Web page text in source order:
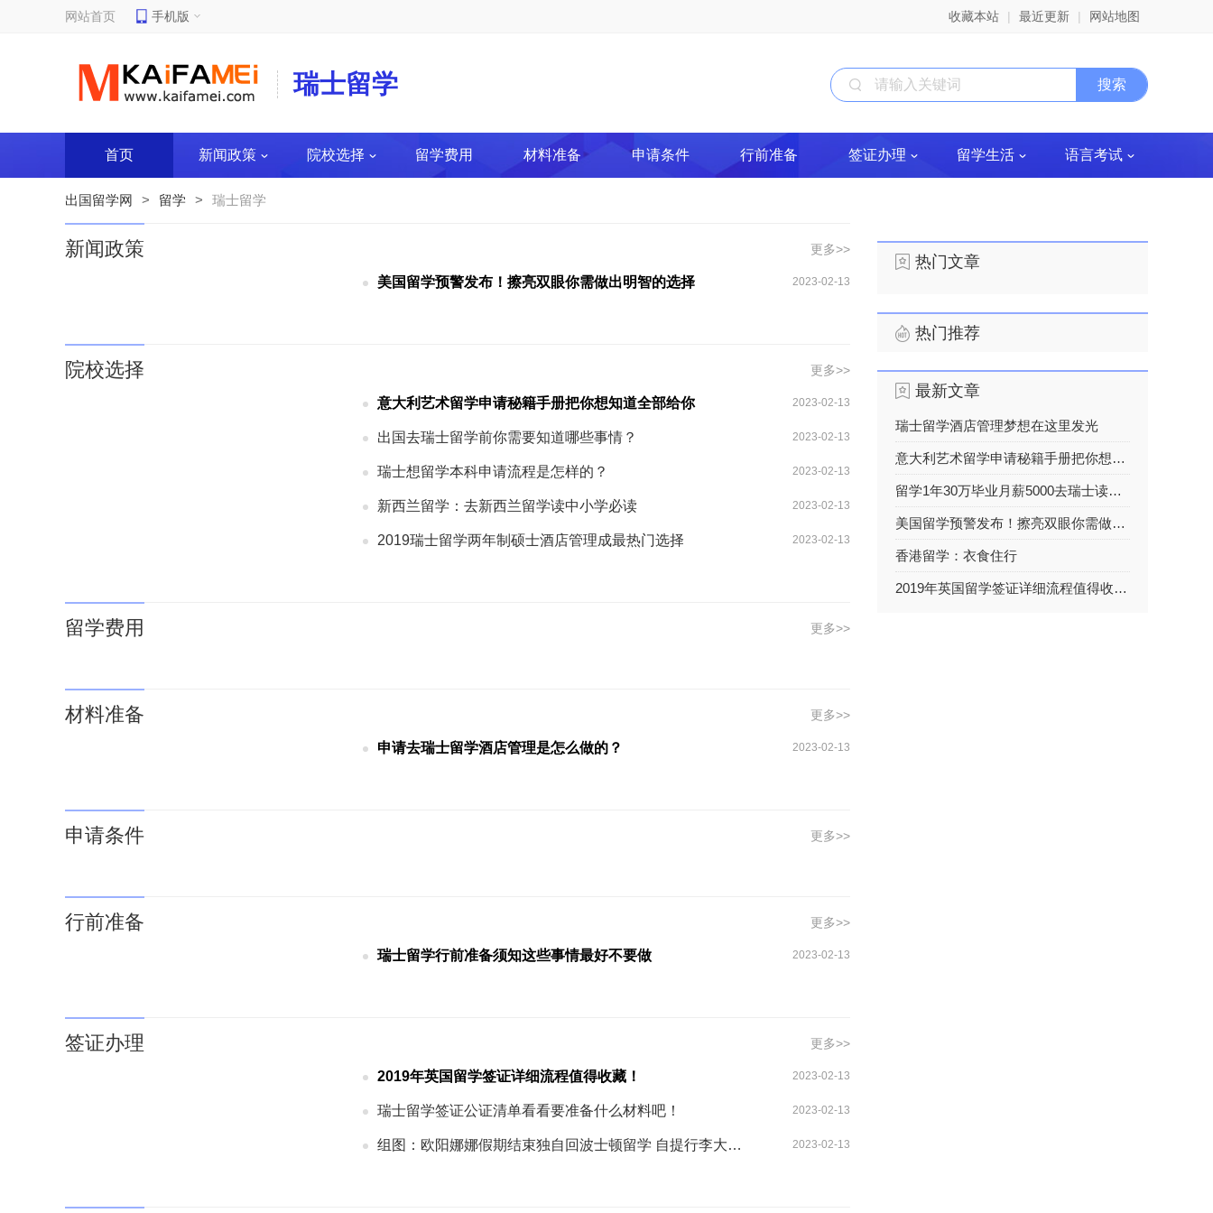
网站首页 手机版 收藏本站 | 最近更新 | 网站地图
瑞士留学
首页 新闻政策 院校选择 留学费用 材料准备 申请条件 行前准备 签证办理 留学生活 语言考试
出国留学网 > 留学 > 瑞士留学
新闻政策 更多>>
美国留学预警发布！擦亮双眼你需做出明智的选择 2023-02-13
院校选择 更多>>
意大利艺术留学申请秘籍手册把你想知道全部给你 2023-02-13
出国去瑞士留学前你需要知道哪些事情？ 2023-02-13
瑞士想留学本科申请流程是怎样的？ 2023-02-13
新西兰留学：去新西兰留学读中小学必读 2023-02-13
2019瑞士留学两年制硕士酒店管理成最热门选择 2023-02-13
留学费用 更多>>
材料准备 更多>>
申请去瑞士留学酒店管理是怎么做的？ 2023-02-13
申请条件 更多>>
行前准备 更多>>
瑞士留学行前准备须知这些事情最好不要做 2023-02-13
签证办理 更多>>
2019年英国留学签证详细流程值得收藏！ 2023-02-13
瑞士留学签证公证清单看看要准备什么材料吧！ 2023-02-13
组图：欧阳娜娜假期结束独自回波士顿留学 自提行李大展女子力_高清图集_新浪网 2023-02-13
热门文章
热门推荐
最新文章
瑞士留学酒店管理梦想在这里发光
意大利艺术留学申请秘籍手册把你想知道全部给你
留学1年30万毕业月薪5000去瑞士读酒店管理值不值？
美国留学预警发布！擦亮双眼你需做出明智的选择
香港留学：衣食住行
2019年英国留学签证详细流程值得收藏！